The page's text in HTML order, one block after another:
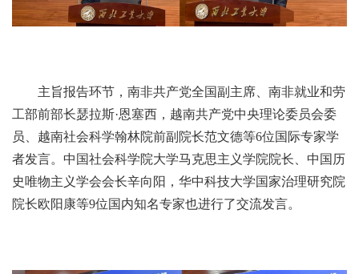
主旨报告环节，南非共产党全国副主席、南非就业和劳
工部前部长瑟拉斯·恩塞西，越南共产党中央理论委员会委
员、越南社会科学翰林院前副院长范文德等6位国际专家学
者发言。中国社会科学院大学马克思主义学院院长、中国历
史唯物主义学会会长辛向阳，华中科技大学国家治理研究院
院长欧阳康等9位国内知名专家也进行了交流发言。